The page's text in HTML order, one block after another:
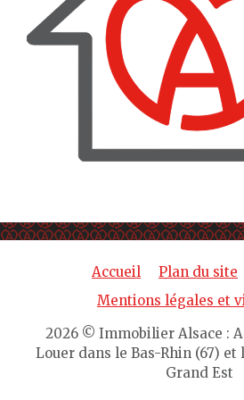
Accueil Plan du site
Mentions légales et
2026 © Immobilier Alsace :
Louer dans le Bas-Rhin (67) et
Grand Est